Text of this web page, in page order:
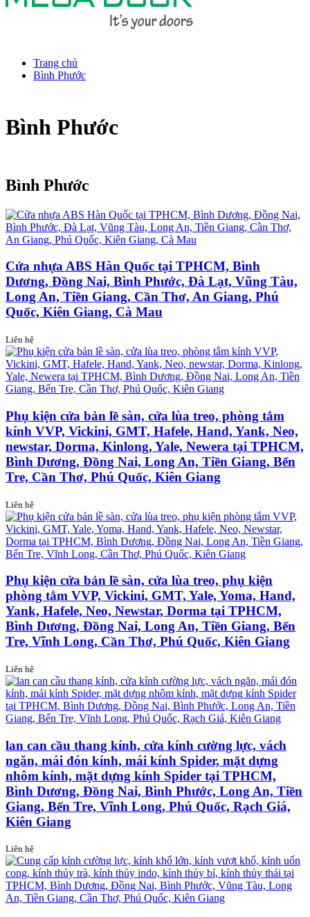
Trang chủ
Bình Phước
Bình Phước
Bình Phước
Cửa nhựa ABS Hàn Quốc tại TPHCM, Bình
Dương, Đồng Nai, Bình Phước, Đà Lạt, Vũng Tàu,
Long An, Tiền Giang, Cần Thơ, An Giang, Phú
Quốc, Kiên Giang, Cà Mau
Liên hệ
Phụ kiện cửa bản lề sàn, cửa lùa treo, phòng tắm
kính VVP, Vickini, GMT, Hafele, Hand, Yank, Neo,
newstar, Dorma, Kinlong, Yale, Newera tại TPHCM,
Bình Dương, Đồng Nai, Long An, Tiền Giang, Bến
Tre, Cần Thơ, Phú Quốc, Kiên Giang
Liên hệ
Phụ kiện cửa bản lề sàn, cửa lùa treo, phụ kiện
phòng tắm VVP, Vickini, GMT, Yale, Yoma, Hand,
Yank, Hafele, Neo, Newstar, Dorma tại TPHCM,
Bình Dương, Đồng Nai, Long An, Tiền Giang, Bến
Tre, Vĩnh Long, Cần Thơ, Phú Quốc, Kiên Giang
Liên hệ
lan can cầu thang kính, cửa kính cường lực, vách
ngăn, mái đón kính, mái kính Spider, mặt dựng
nhôm kính, mặt dựng kính Spider tại TPHCM,
Bình Dương, Đồng Nai, Bình Phước, Long An, Tiền
Giang, Bến Tre, Vĩnh Long, Phú Quốc, Rạch Giá,
Kiên Giang
Liên hệ